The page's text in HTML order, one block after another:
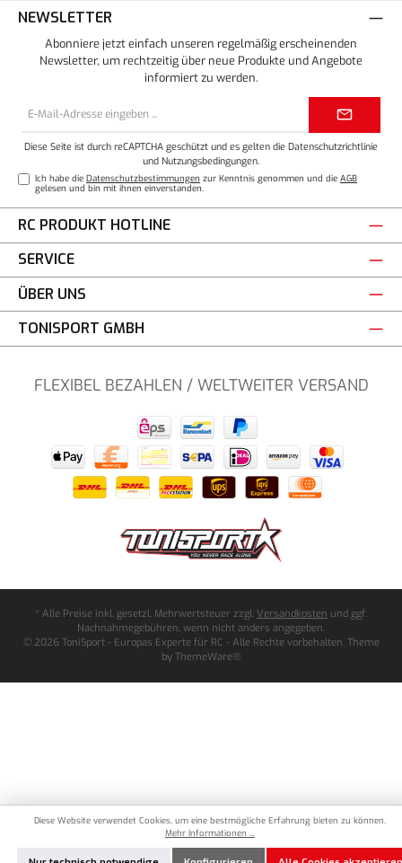
NEWSLETTER
Abonniere jetzt einfach unseren regelmäßig erscheinenden
Newsletter, um rechtzeitig über neue Produkte und Angebote
informiert zu werden.
Diese Seite ist durch reCAPTCHA geschützt und es gelten die Datenschutzrichtlinie
und Nutzungsbedingungen
Ich habe dieDatenschutzbestimmungen zur Kenntnis genommen und dieAGB
gelesen und bin mit ihnen einverstanden.
RC PRODUKT HOTLINE
SERVICE
ÜBER UNS
TONISPORT GMBH
FLEXIBEL BEZAHLEN / WELTWEITER VERSAND
* Alle Preise inkl. gesetzl. Mehrwertsteuer zzgl. Versandkosten und ggf.
Nachnahmegebühren, wenn nicht anders angegeben.
© 2026 ToniSport - Europas Experte für RC - Alle Rechte vorbehalten. Theme
by ThemeWare®
Diese Website verwendet Cookies, um eine bestmögliche Erfahrung bieten zu können.
Mehr Informationen ...